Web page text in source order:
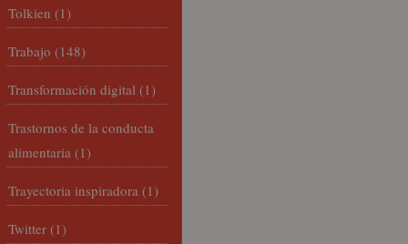
Tolkien (1)
Trabajo (148)
Transformación digital (1)
Trastornos de la conducta
alimentaria (1)
Trayectoria inspiradora (1)
Twitter (1)